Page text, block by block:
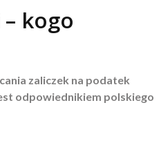
kogo
zaliczek na podatek
odpowiednikiem polskiego